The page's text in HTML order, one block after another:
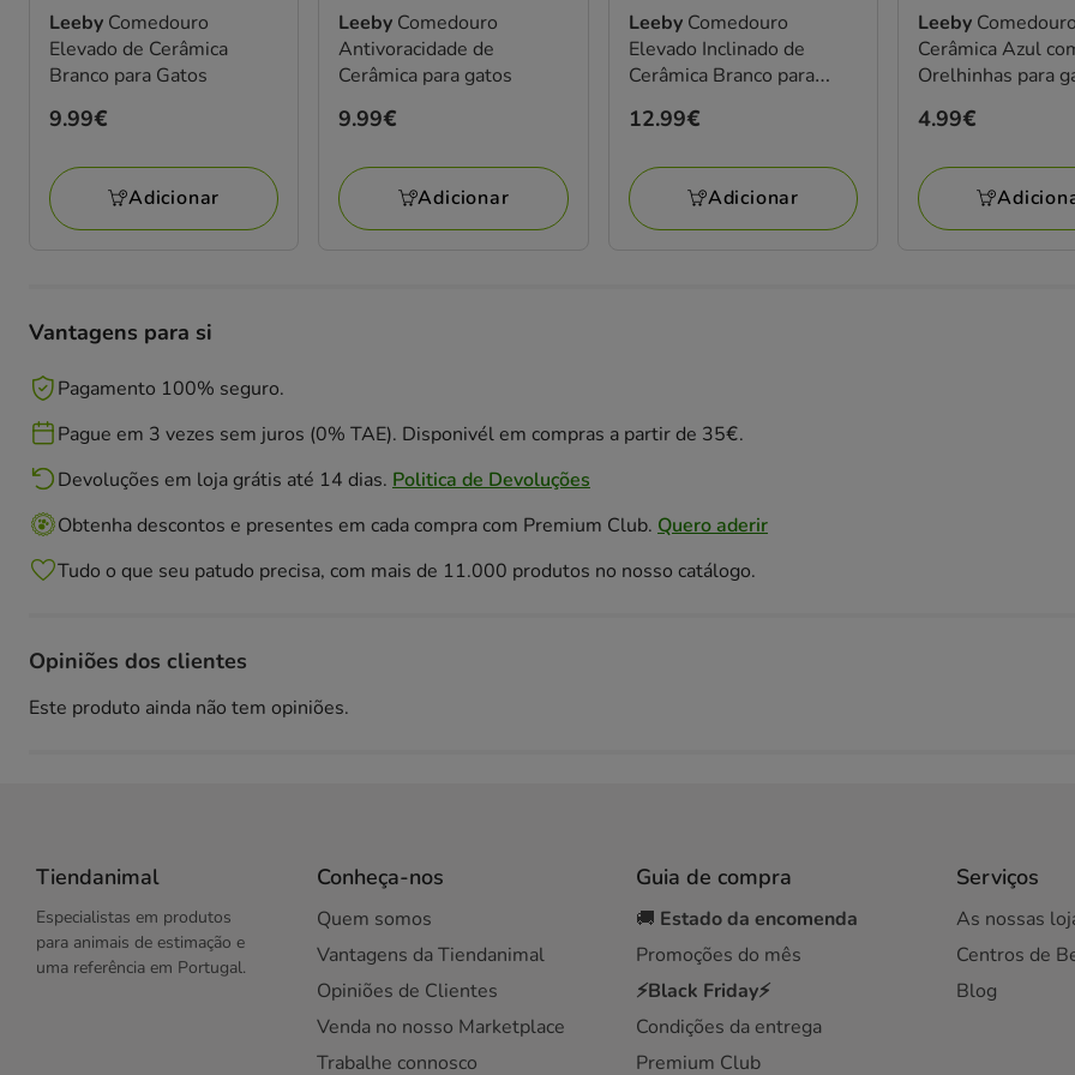
Leeby Comedouro
Elevado de Cerâmica
Branco para Gatos
Preço
9.99€
Adicionar
Leeby Comedouro
Antivoracidade de
Cerâmica para gatos
Preço
9.99€
Adicionar
Leeby Comedouro
Elevado Inclinado de
Cerâmica Branco para
Preço
12.99€
Adicionar
Leeby
Cerâmica Azul
Orelhinhas para
Preço
4.99€
Vantagens para si
Pagamento 100% seguro.
Pague em 3 vezes sem juros (0% TAE). Disponivél em compras a partir de 35€.
Devoluções em loja grátis até 14 dias. Politica de Devoluções
Obtenha descontos e presentes em cada compra com Premium Club. Quero aderir
Tudo o que seu patudo precisa, com mais de 11.000 produtos no nosso catálogo.
Opiniões dos clientes
Este produto ainda não tem opiniões.
Tiendanimal
Especialistas em produtos
para animais de estimação e
uma referência em Portugal.
Conheça-nos
Quem somos
Vantagens da Tiendanimal
Opiniões de Clientes
Venda no nosso Marketplace
Trabalhe connosco
Guia de compra
🚚 Estado da encomenda
Promoções do mês
⚡Black Friday⚡
Condições da entrega
Premium Club
Serviços
As nossas
Centros de
Blog